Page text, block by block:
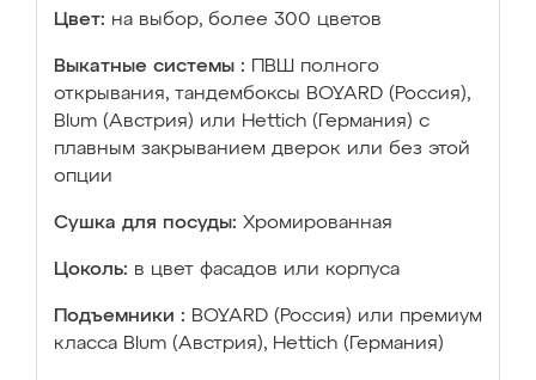
Цвет: на выбор, более 300 цветов
Выкатные системы :
ПВШ полного
открывания, тандембоксы BOYARD (Россия),
Blum (Австрия) или Hettich (Германия) с
плавным закрыванием дверок или без этой
опции
Сушка для посуды: Хромированная
Цоколь: в цвет фасадов или корпуса
Подъемники : BOYARD (Россия) или премиум
класса Blum (Австрия), Hettich (Германия)